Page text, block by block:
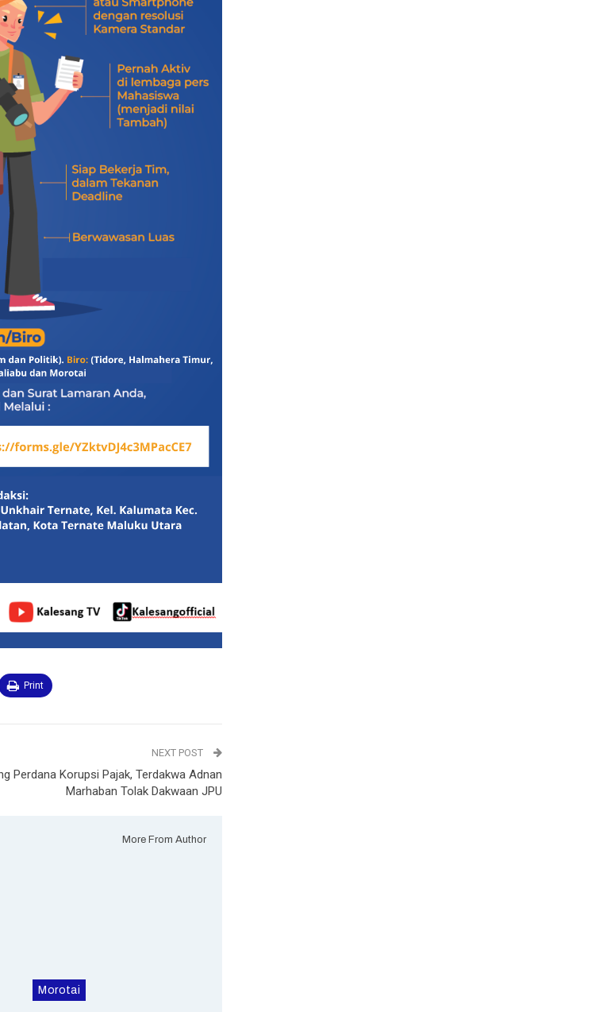
Print
NEXT POST
Perdana Korupsi Pajak, Terdakwa Adnan
Marhaban Tolak Dakwaan JPU
More From Author
Morotai